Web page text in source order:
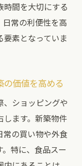
間を大切にする
常の利便性を高
素となっていま
の価値を高める
ショッピングや
ます。新築物件
常の買い物や外食
特に、食品スー